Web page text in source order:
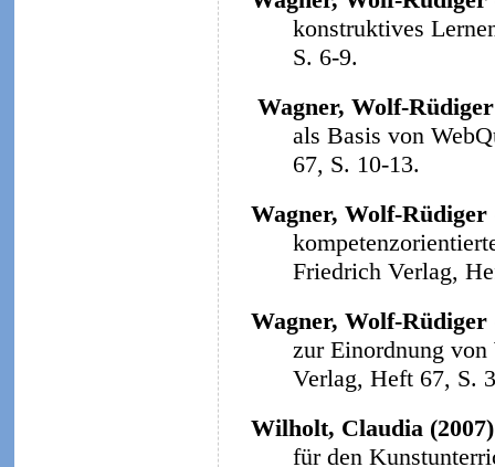
konstruktives
S. 6-9.
Wagner, Wolf-
als Basis von
67, S. 10-13.
Wagner, Wolf-
Friedrich Verlag,
Wagner, Wolf-
zur Einordnung
Verlag, Heft 67, S.
Wilholt, Claudia
für den